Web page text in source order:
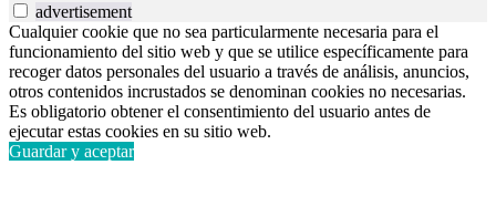
advertisement
Cualquier cookie que no sea particularmente necesaria para el
funcionamiento del sitio web y que se utilice específicamente para
recoger datos personales del usuario a través de análisis, anuncios,
otros contenidos incrustados se denominan cookies no necesarias.
Es obligatorio obtener el consentimiento del usuario antes de
ejecutar estas cookies en su sitio web.
Guardar y aceptar